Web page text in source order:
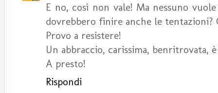
E no, così non vale! Ma nessuno
dovrebbero finire anche le tentazioni?
Provo a resistere!
Un abbraccio, carissima, benritrovata,
A presto!
Rispondi